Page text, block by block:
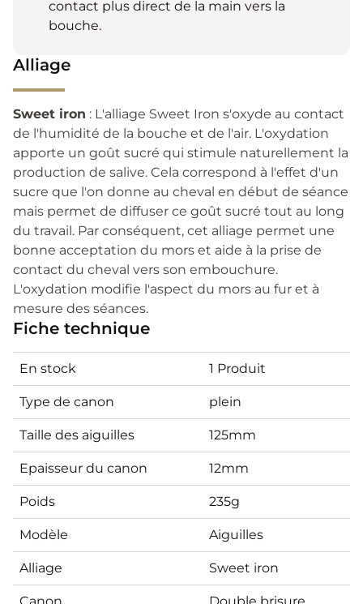
contact plus direct de la main vers la
bouche.
Alliage
Sweet iron : L'alliage Sweet Iron s'oxyde au contact
de l'humidité de la bouche et de l'air. L'oxydation
apporte un goût sucré qui stimule naturellement la
production de salive. Cela correspond à l'effet d'un
sucre que l'on donne au cheval en début de séance
mais permet de diffuser ce goût sucré tout au long
du travail. Par conséquent, cet alliage permet une
bonne acceptation du mors et aide à la prise de
contact du cheval vers son embouchure.
L'oxydation modifie l'aspect du mors au fur et à
mesure des séances.
Fiche technique
En stock 1 Produit
Type de canon plein
Taille des aiguilles 125mm
Epaisseur du canon 12mm
Poids 235g
Modèle Aiguilles
Alliage Sweet iron